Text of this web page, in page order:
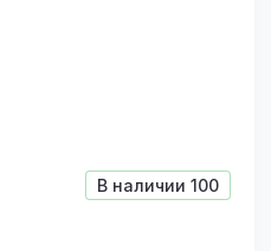
В наличии 100